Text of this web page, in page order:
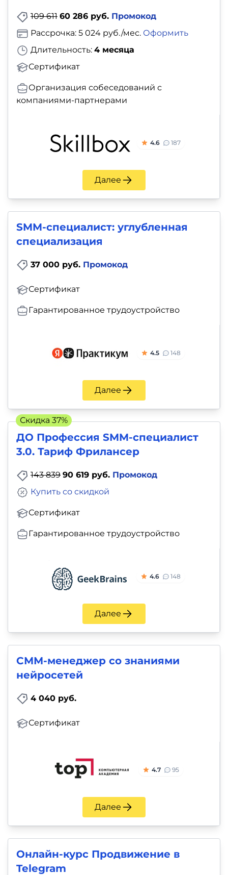
109 611 60 286 руб. Промокод
Длительность: 4 месяца
Сертификат
Рассрочка: 5 024 руб./мес. Оформить
Организация собеседований с
компаниями-партнерами
4.6 187
Далее
SMM-специалист: углубленная
специализация
37 000 руб. Промокод
Сертификат
Гарантированное трудоустройство
4.5 148
Далее
ДО Профессия SMM-специалист
3.0. Тариф Фрилансер
143 839 90 619 руб. Промокод
Сертификат
Купить со скидкой
Гарантированное трудоустройство
4.6 148
Далее
Скидка 37%
СММ-менеджер со знаниями
нейросетей
4 040 руб.
Сертификат
4.7 95
Далее
Онлайн-курс Продвижение в
Telegram